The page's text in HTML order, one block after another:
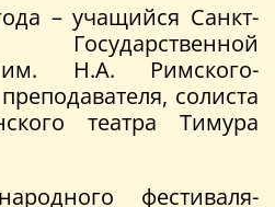
– учащийся Санкт-
Государственной
им. Н.А. Римского-
солиста
театра Тимура
фестиваля-